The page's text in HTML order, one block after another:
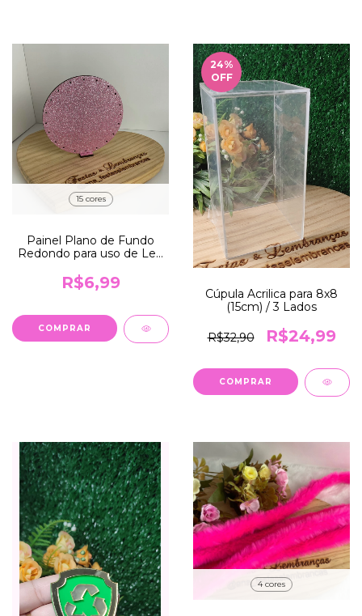
15 cores
Painel Plano de Fundo
Redondo para uso de Led
R$6,99
COMPRAR
24%
OFF
Cúpula Acrilica para 8x8
(15cm) / 3 Lados
R$32,90 R$24,99
4 cores